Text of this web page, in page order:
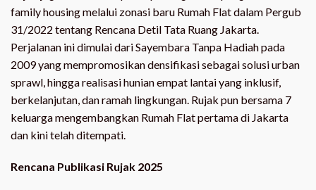
family housing melalui zonasi baru Rumah Flat dalam Pergub
31/2022 tentang Rencana Detil Tata Ruang Jakarta.
Perjalanan ini dimulai dari Sayembara Tanpa Hadiah pada
2009 yang mempromosikan densifikasi sebagai solusi urban
sprawl, hingga realisasi hunian empat lantai yang inklusif,
berkelanjutan, dan ramah lingkungan. Rujak pun bersama 7
keluarga mengembangkan Rumah Flat pertama di Jakarta
dan kini telah ditempati.
Rencana Publikasi Rujak 2025